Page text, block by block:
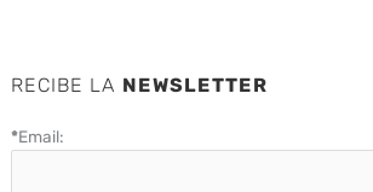
RECIBE LA NEWSLETTER
*Email: